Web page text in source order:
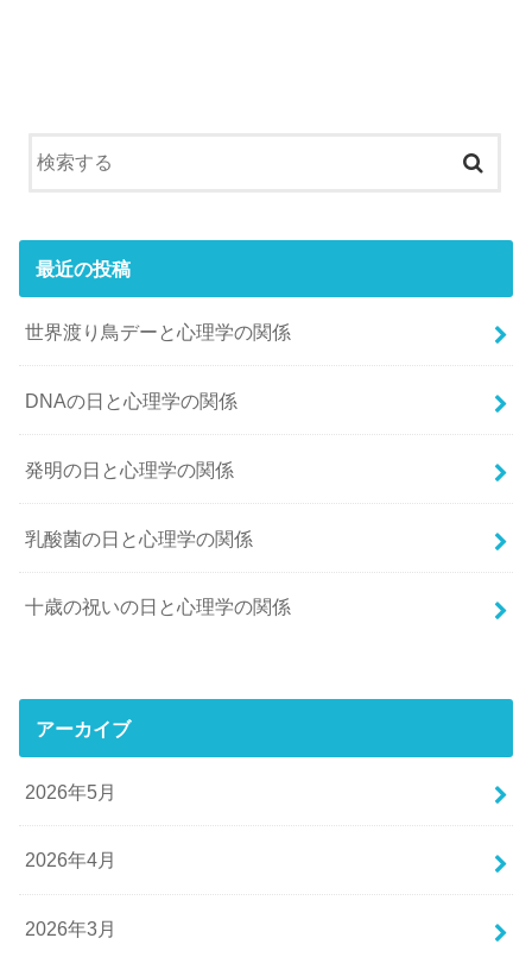
最近の投稿
世界渡り鳥デーと心理学の関係
DNAの日と心理学の関係
発明の日と心理学の関係
乳酸菌の日と心理学の関係
十歳の祝いの日と心理学の関係
アーカイブ
2026年5月
2026年4月
2026年3月